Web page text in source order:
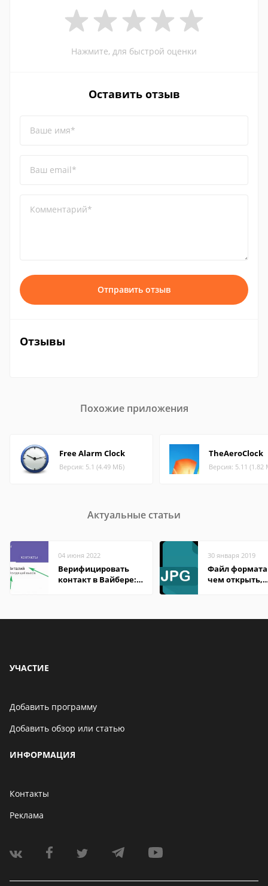
Нажмите, для быстрой оценки
Оставить отзыв
Ваше имя*
Ваш email*
Комментарий*
Отправить отзыв
Отзывы
Похожие приложения
Free Alarm Clock
Версия: 5.1 (4.49 МБ)
TheAeroClock
Версия: 5.11 (1.82
Актуальные статьи
04 июня 2022
Верифицировать
контакт в Вайбере:
30 января 2019
Файл формата
чем открыть,
УЧАСТИЕ
Добавить программу
Добавить обзор или статью
ИНФОРМАЦИЯ
Контакты
Реклама